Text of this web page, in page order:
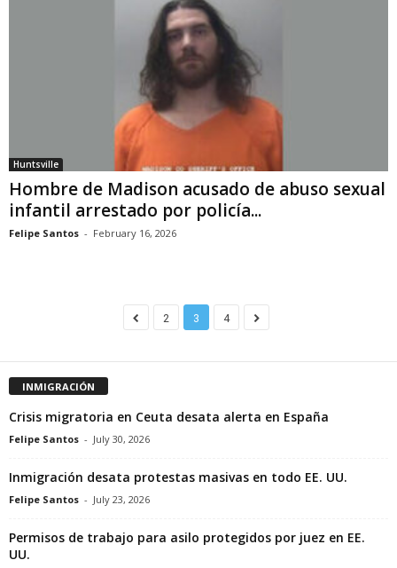
Huntsville
Hombre de Madison acusado de abuso sexual
infantil arrestado por policía...
Felipe Santos - February 16, 2026
2 3 4
INMIGRACIÓN
Crisis migratoria en Ceuta desata alerta en España
Felipe Santos - July 30, 2026
Inmigración desata protestas masivas en todo EE. UU.
Felipe Santos - July 23, 2026
Permisos de trabajo para asilo protegidos por juez en EE.
UU.